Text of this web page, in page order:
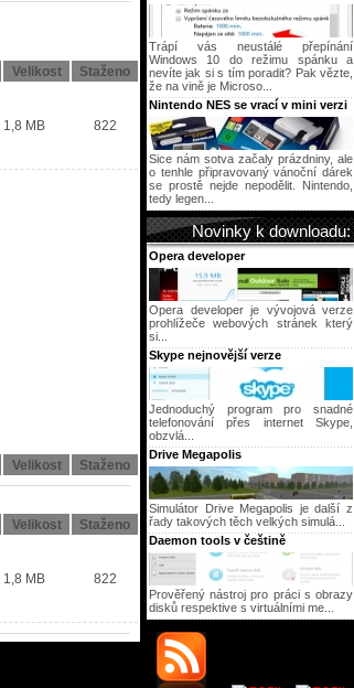
Velikost
Staženo
1,8 MB 822
Velikost Staženo
Velikost
Staženo
1,8 MB 822
Trápí vás neustálé přepínání
Windows 10 do režimu spánku a
nevíte jak si s tím poradit? Pak vězte,
že na vině je Microso...
Nintendo NES se vrací v mini verzi
Sice nám sotva začaly prázdniny, ale
o tenhle připravovaný vánoční dárek
se prostě nejde nepodělit. Nintendo,
tedy legen...
Novinky k downloadu:
Opera developer
Opera developer je vývojová verze
prohlížeče webových stránek který
si...
Skype nejnovější verze
Jednoduchý program pro snadné
telefonování přes internet Skype,
obzvlá...
Drive Megapolis
Simulátor Drive Megapolis je další z
řady takových těch velkých simulá...
Daemon tools v češtině
Prověřený nástroj pro práci s obrazy
disků respektive s virtuálními me...